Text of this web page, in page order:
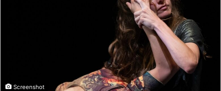
Screenshot